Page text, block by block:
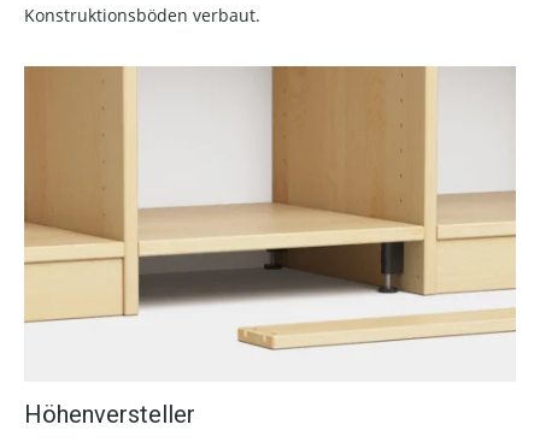
Konstruktionsböden verbaut.
Höhenversteller